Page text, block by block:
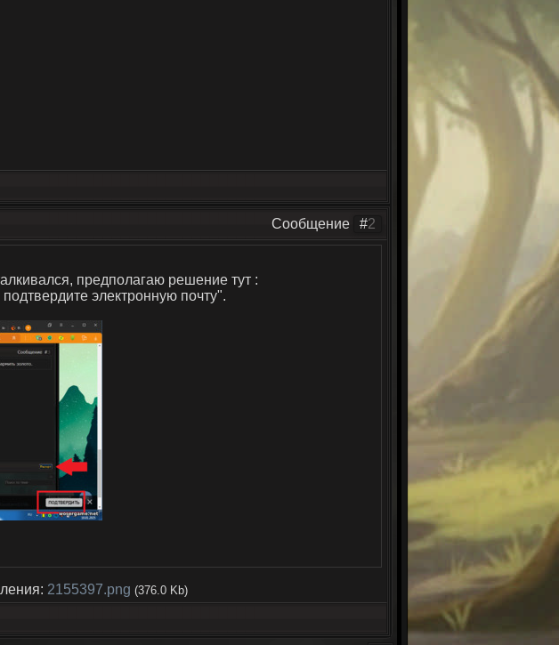
Сообщение #2
предполагаю решение тут :
электронную почту".
2155397.png (376.0 Kb)